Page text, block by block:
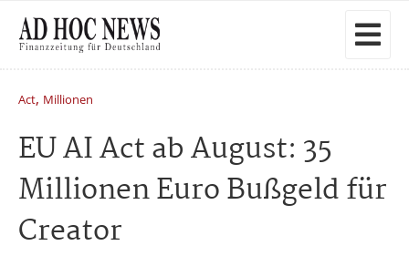
Act, Millionen
EU AI Act ab August: 35
Millionen Euro Bußgeld für
Creator